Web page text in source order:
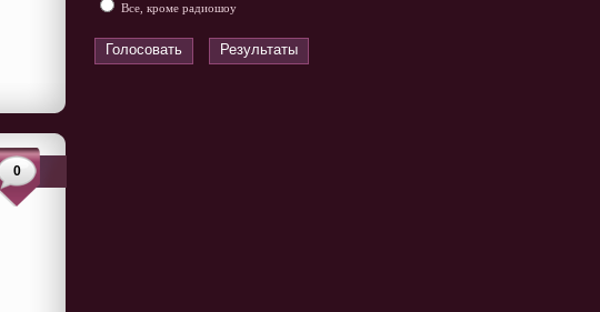
0
Все, кроме радиошоу
Голосовать Результаты